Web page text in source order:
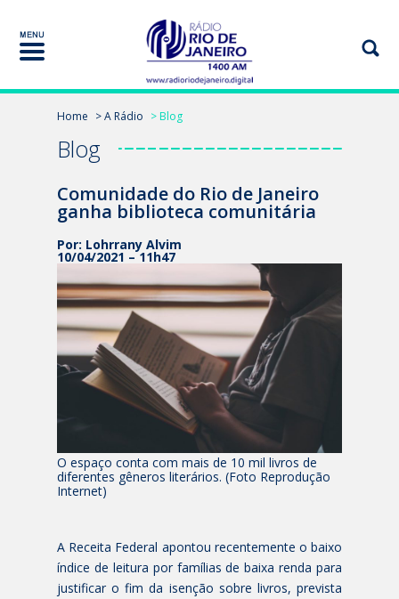
Home > A Rádio > Blog
Blog
Comunidade do Rio de Janeiro
ganha biblioteca comunitária
Por: Lohrrany Alvim
10/04/2021 – 11h47
O espaço conta com mais de 10 mil livros de
diferentes gêneros literários. (Foto Reprodução
Internet)
A Receita Federal apontou recentemente o baixo
índice de leitura por famílias de baixa renda para
justificar o fim da isenção sobre livros, prevista